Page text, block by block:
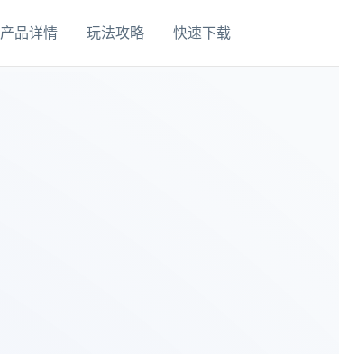
产品详情 玩法攻略 快速下载